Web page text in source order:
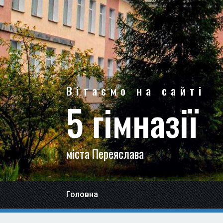
Вітаємо на сайті
5 гімназії
міста Переяслава
Головна